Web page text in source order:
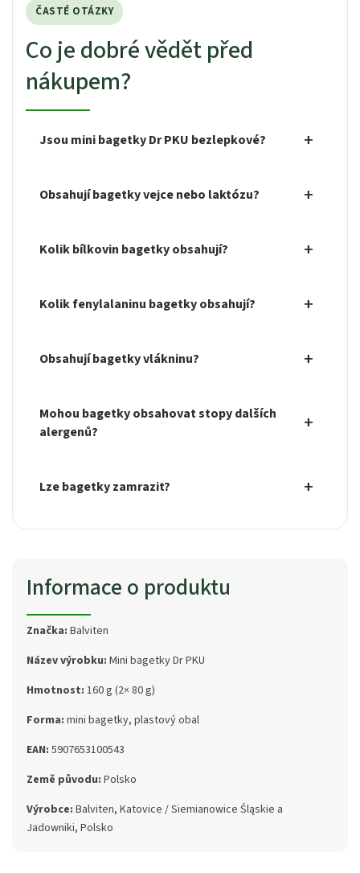
ČASTÉ OTÁZKY
Co je dobré vědět před
nákupem?
Jsou mini bagetky Dr PKU bezlepkové?
Obsahují bagetky vejce nebo laktózu?
Kolik bílkovin bagetky obsahují?
Kolik fenylalaninu bagetky obsahují?
Obsahují bagetky vlákninu?
Mohou bagetky obsahovat stopy dalších
alergenů?
Lze bagetky zamrazit?
Informace o produktu
Značka: Balviten
Název výrobku: Mini bagetky Dr PKU
Hmotnost: 160 g (2× 80 g)
Forma: mini bagetky, plastový obal
EAN: 5907653100543
Země původu: Polsko
Výrobce: Balviten, Katovice / Siemianowice Śląskie a
Jadowniki, Polsko